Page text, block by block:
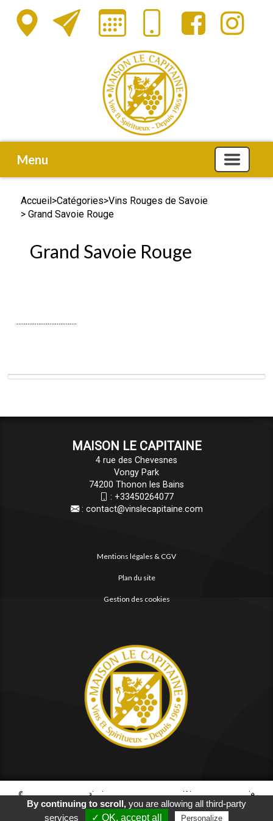
Menu
Accueil>Catégories>Vins Rouges de Savoie
> Grand Savoie Rouge
Grand Savoie Rouge
.................................
MAISON LE CAPITAINE
4 rue des Chevesnes
Vongy Park
74200 Thonon les Bains
: +33450264077
: contact@vinslecapitaine.com
Mentions légales & CGV
Plan du site
Gestion des cookies
© 2026 Agence Web Thonon Les Bains -
Référencement Google
Thonon Les Bains
Clic And Go
création site internet thonon
clicandgo.com
By continuing to scroll,you are allowing all third-party
services
✓ OK, accept all Personalize